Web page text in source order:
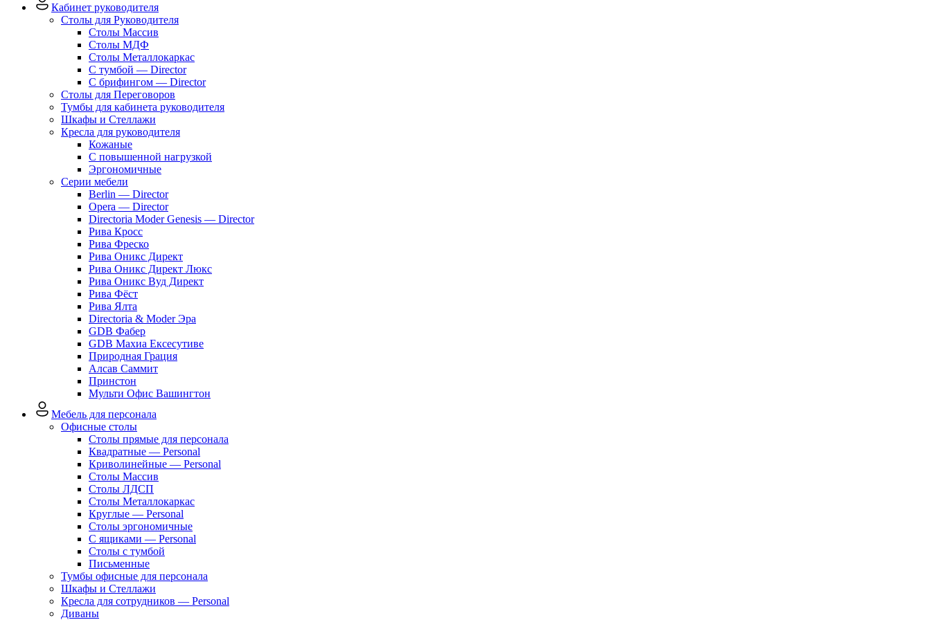
Кабинет руководителя
Столы для Руководителя
Столы Массив
Столы МДФ
Столы Металлокаркас
С тумбой — Director
C брифингом — Director
Столы для Переговоров
Тумбы для кабинета руководителя
Шкафы и Стеллажи
Кресла для руководителя
Кожаные
С повышенной нагрузкой
Эргономичные
Серии мебели
Berlin — Director
Opera — Director
Directoria Moder Genesis — Director
Рива Кросс
Рива Фреско
Рива Оникс Директ
Рива Оникс Директ Люкс
Рива Оникс Вуд Директ
Рива Фёст
Рива Ялта
Directoria & Moder Эра
GDB Фабер
GDB Махиа Ексесутиве
Природная Грация
Алсав Саммит
Принстон
Мульти Офис Вашингтон
Мебель для персонала
Офисные столы
Столы прямые для персонала
Квадратные — Personal
Криволинейные — Personal
Столы Массив
Столы ЛДСП
Столы Металлокаркас
Круглые — Personal
Столы эргономичные
С ящиками — Personal
Столы с тумбой
Письменные
Тумбы офисные для персонала
Шкафы и Стеллажи
Кресла для сотрудников — Personal
Диваны